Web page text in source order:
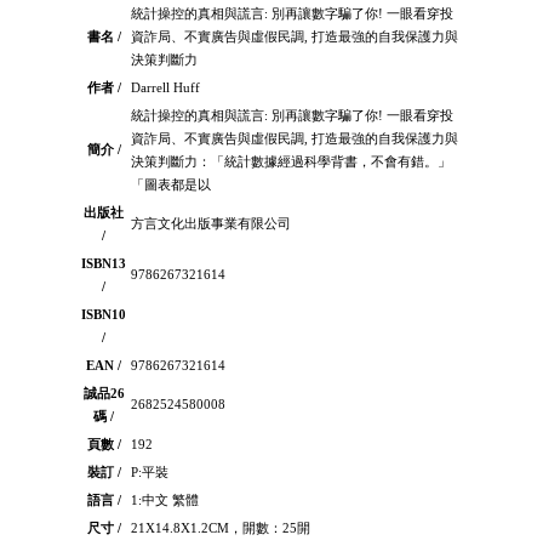
書名 /
統計操控的真相與謊言: 別再讓數字騙了你! 一眼看穿投
資詐局、不實廣告與虛假民調, 打造最強的自我保護力與
決策判斷力
作者 /
Darrell Huff
簡介 /
統計操控的真相與謊言: 別再讓數字騙了你! 一眼看穿投
資詐局、不實廣告與虛假民調, 打造最強的自我保護力與
決策判斷力：「統計數據經過科學背書，不會有錯。」
「圖表都是以
出版社
/
方言文化出版事業有限公司
ISBN13
/
9786267321614
ISBN10
/
EAN /
9786267321614
誠品26
碼 /
2682524580008
頁數 /
192
裝訂 /
P:平裝
語言 /
1:中文 繁體
尺寸 /
21X14.8X1.2CM，開數：25開